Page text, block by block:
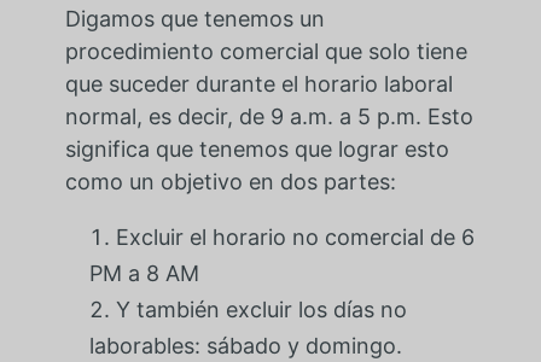
Digamos que tenemos un
procedimiento comercial que solo tiene
que suceder durante el horario laboral
normal, es decir, de 9 a.m. a 5 p.m. Esto
significa que tenemos que lograr esto
como un objetivo en dos partes:
Excluir el horario no comercial de 6
PM a 8 AM
Y también excluir los días no
laborables: sábado y domingo.